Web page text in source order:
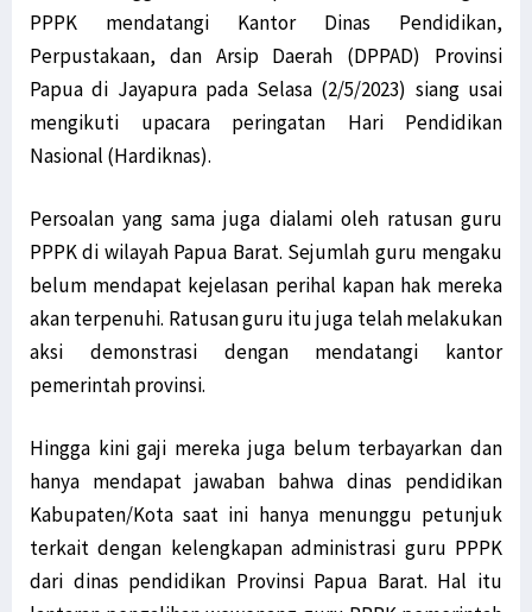
PPPK mendatangi Kantor Dinas Pendidikan,
Perpustakaan, dan Arsip Daerah (DPPAD) Provinsi
Papua di Jayapura pada Selasa (2/5/2023) siang usai
mengikuti upacara peringatan Hari Pendidikan
Nasional (Hardiknas).
Persoalan yang sama juga dialami oleh ratusan guru
PPPK di wilayah Papua Barat. Sejumlah guru mengaku
belum mendapat kejelasan perihal kapan hak mereka
akan terpenuhi. Ratusan guru itu juga telah melakukan
aksi demonstrasi dengan mendatangi kantor
pemerintah provinsi.
Hingga kini gaji mereka juga belum terbayarkan dan
hanya mendapat jawaban bahwa dinas pendidikan
Kabupaten/Kota saat ini hanya menunggu petunjuk
terkait dengan kelengkapan administrasi guru PPPK
dari dinas pendidikan Provinsi Papua Barat. Hal itu